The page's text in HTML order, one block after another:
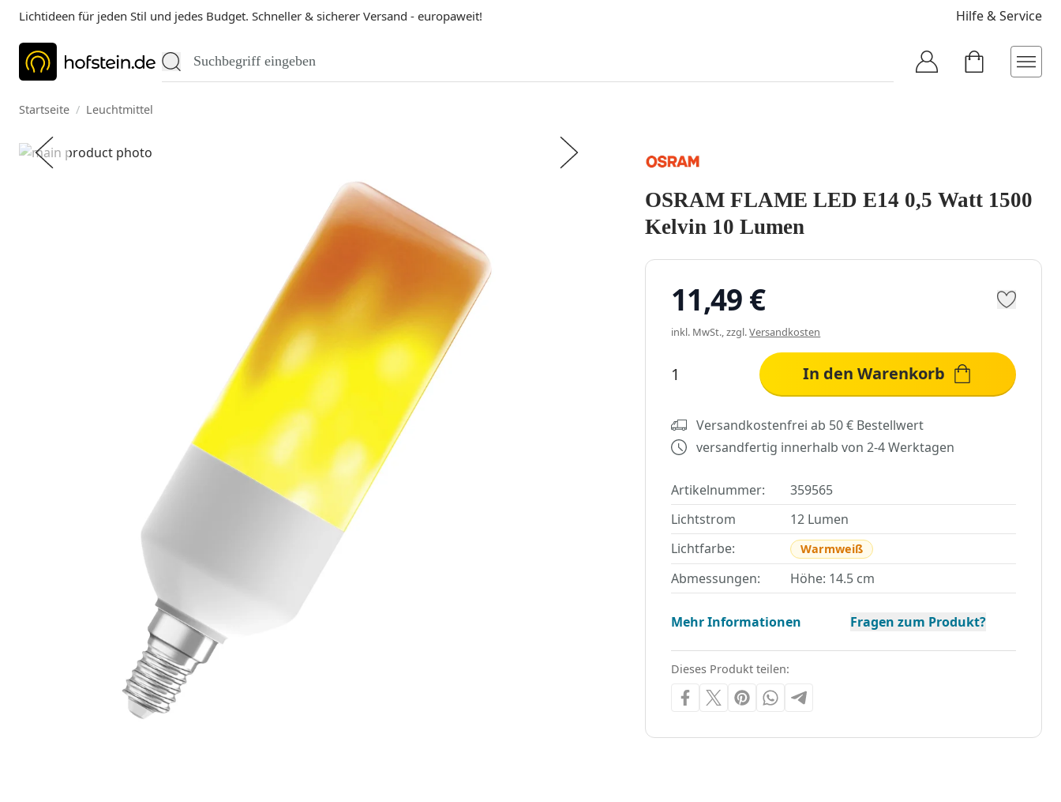
Lichtideen für jeden Stil und jedes Budget. Schneller & sicherer Versand - europaweit! Hilfe & Service
Startseite / Leuchtmittel
OSRAM FLAME LED E14 0,5 Watt 1500
Kelvin 10 Lumen
11,49 €
inkl. MwSt., zzgl.Versandkosten
In den Warenkorb
Versandkostenfrei ab 50 € Bestellwert
versandfertig innerhalb von 2-4 Werktagen
Artikelnummer:
359565
Lichtstrom
12 Lumen
Lichtfarbe:
Warmweiß
Abmessungen: Höhe: 14.5 cm
Mehr Informationen Fragen zum Produkt?
Dieses Produkt teilen: